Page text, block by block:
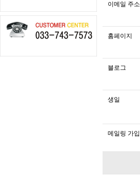
이메일 주소
홈페이지
블로그
생일
메일링 가입